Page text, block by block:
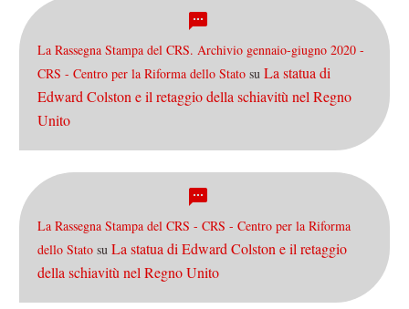
La Rassegna Stampa del CRS. Archivio gennaio-giugno 2020 -
CRS - Centro per la Riforma dello Stato su La statua di
Edward Colston e il retaggio della schiavitù nel Regno
Unito
La Rassegna Stampa del CRS - CRS - Centro per la Riforma
dello Stato su La statua di Edward Colston e il retaggio
della schiavitù nel Regno Unito